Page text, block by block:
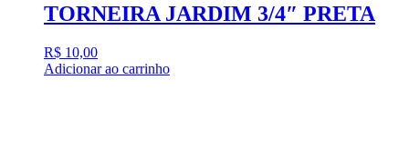
TORNEIRA JARDIM 3/4″ PRETA
R$ 10,00
Adicionar ao carrinho